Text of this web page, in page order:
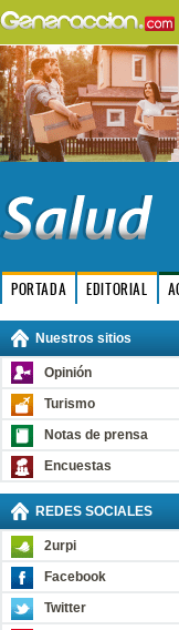
PORTADA EDITORIAL
Nuestros sitios
Opinión
Turismo
Notas de prensa
Encuestas
REDES SOCIALES
2urpi
Facebook
Twitter